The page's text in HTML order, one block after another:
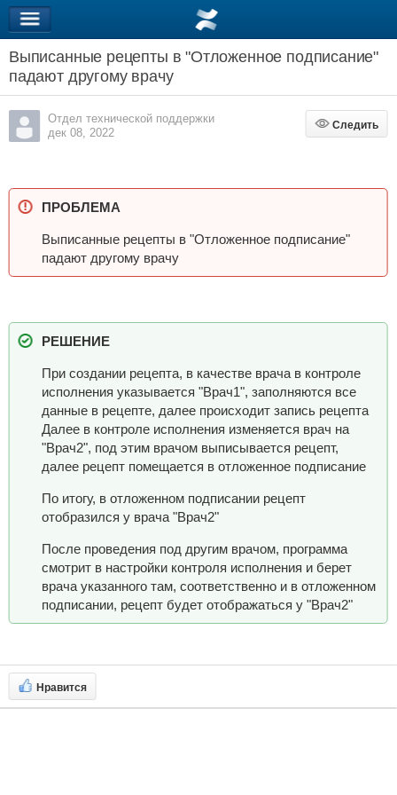
Выписанные рецепты в "Отложенное подписание"
падают другому врачу
Отдел технической поддержки
дек 08, 2022
Следить
Следить
ПРОБЛЕМА
Выписанные рецепты в "Отложенное подписание"
падают другому врачу
РЕШЕНИЕ
При создании рецепта, в качестве врача в контроле
исполнения указывается "Врач1", заполняются все
данные в рецепте, далее происходит запись рецепта
Далее в контроле исполнения изменяется врач на
"Врач2", под этим врачом выписывается рецепт,
далее рецепт помещается в отложенное подписание
По итогу, в отложенном подписании рецепт
отобразился у врача "Врач2"
После проведения под другим врачом, программа
смотрит в настройки контроля исполнения и берет
врача указанного там, соответственно и в отложенном
подписании, рецепт будет отображаться у "Врач2"
Нравится